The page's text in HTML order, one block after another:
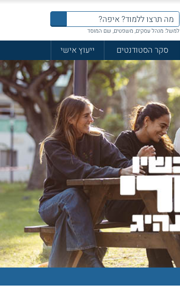
למשל: מנהל עסקים, משפטים, שם המוסד
סקר הסטודנטים
ייעוץ אישי